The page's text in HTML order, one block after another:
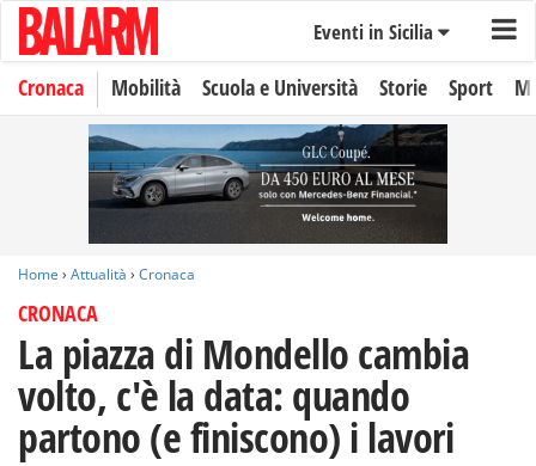
Eventi in Sicilia
Cronaca Mobilità Scuola e Università Storie Sport
Home › Attualità › Cronaca
CRONACA
La piazza di Mondello cambia
volto, c'è la data: quando
partono (e finiscono) i lavori